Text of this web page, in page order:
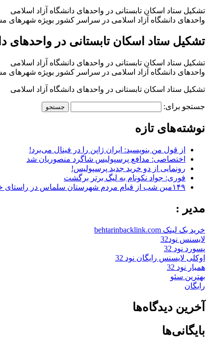
تشکیل ستاد اسکان تابستانی در واحدهای دانشگاه آزاد اسلامی
واحدهای دانشگاه آزاد اسلامی در سراسر کشور بویژه شهرهای
تشکیل ستاد اسکان تابستانی در واحدهای
تشکیل ستاد اسکان تابستانی در واحدهای دانشگاه آزاد اسلامی
واحدهای دانشگاه آزاد اسلامی در سراسر کشور بویژه شهرهای
تشکیل ستاد اسکان تابستانی در واحدهای دانشگاه آزاد اسلامی
جستجو برای:
نوشته‌های تازه
از قول من بنویسید: ایران ژاپن را در فینال می‌برد!
اختصاصی: مدافع پرسپولیس شاگرد منصوریان شد
رونمایی از دو خرید جدید پرسپولیس!
فوری: جواد نکونام به لیگ برتر برگشت
۱۴۹مین شب از قیام مردم شهرستان سلماس در راستای خونخواهی رهبر شهید + تصاویر
مدیر :
خرید بک لینک behtarinbacklink.com
لایسنس نود32
پسورد نود 32
اوکلی لایسنس رایگان نود 32
همیار نود 32
بهترین سئو
رایگان
آخرین دیدگاه‌ها
بایگانی‌ها